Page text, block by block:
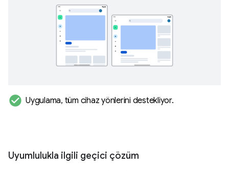
check_circle Uygulama, tüm cihaz yönlerini destekliyor.
Uyumlulukla ilgili geçici çözüm